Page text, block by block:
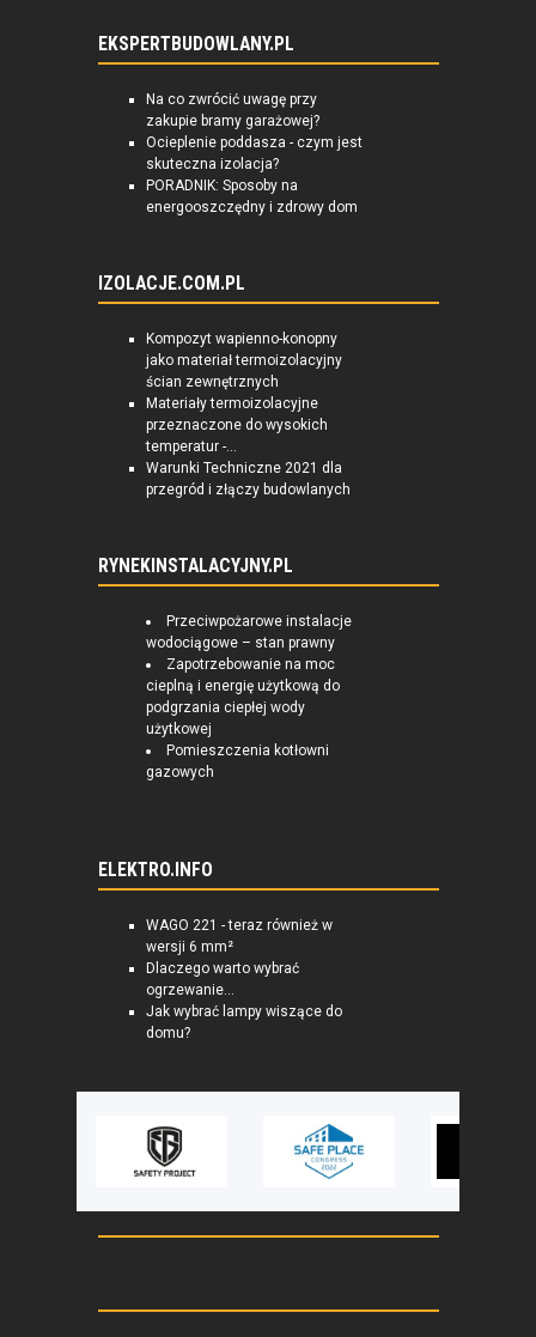
EKSPERTBUDOWLANY.PL
Na co zwrócić uwagę przy
zakupie bramy garażowej?
Ocieplenie poddasza - czym jest
skuteczna izolacja?
PORADNIK: Sposoby na
energooszczędny i zdrowy dom
IZOLACJE.COM.PL
Kompozyt wapienno-konopny
jako materiał termoizolacyjny
ścian zewnętrznych
Materiały termoizolacyjne
przeznaczone do wysokich
temperatur -...
Warunki Techniczne 2021 dla
przegród i złączy budowlanych
RYNEKINSTALACYJNY.PL
Przeciwpożarowe instalacje
wodociągowe – stan prawny
Zapotrzebowanie na moc
cieplną i energię użytkową do
podgrzania ciepłej wody
użytkowej
Pomieszczenia kotłowni
gazowych
ELEKTRO.INFO
WAGO 221 - teraz również w
wersji 6 mm²
Dlaczego warto wybrać
ogrzewanie...
Jak wybrać lampy wiszące do
domu?